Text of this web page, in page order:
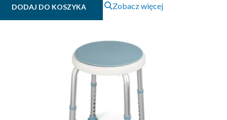
DODAJ DO KOSZYKA Zobacz więcej